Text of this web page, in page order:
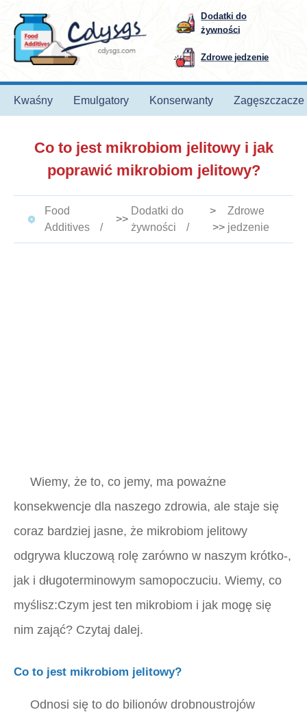
Dodatki do
żywności
Zdrowe jedzenie
Kwaśny Emulgatory Konserwanty Zagęszczacze
Co to jest mikrobiom jelitowy i jak
poprawić mikrobiom jelitowy?
Food
Additives
>>
Dodatki do
żywności
>
>>
Zdrowe
jedzenie
Wiemy, że to, co jemy, ma poważne
konsekwencje dla naszego zdrowia, ale staje się
coraz bardziej jasne, że mikrobiom jelitowy
odgrywa kluczową rolę zarówno w naszym krótko-,
jak i długoterminowym samopoczuciu. Wiemy, co
myślisz:Czym jest ten mikrobiom i jak mogę się
nim zająć? Czytaj dalej.
Co to jest mikrobiom jelitowy?
Odnosi się to do bilionów drobnoustrojów